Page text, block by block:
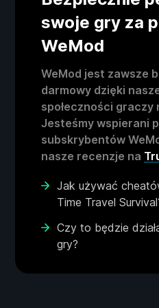
swoje gry za
WeMod
WeMod jest zawsze
darmowy dzięki
społeczności graczy
Jesteśmy wspierani
subskrybentów
nasze recenzje na
Jak używać
Time Travel
Czy to będzie
gry?